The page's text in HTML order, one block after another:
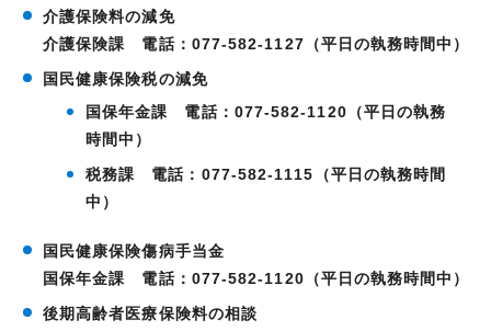
介護保険料の減免
介護保険課 電話：077-582-1127（平日の執務時間中）
国民健康保険税の減免
国保年金課 電話：077-582-1120（平日の執務
時間中）
税務課 電話：077-582-1115（平日の執務時間
中）
国民健康保険傷病手当金
国保年金課 電話：077-582-1120（平日の執務時間中）
後期高齢者医療保険料の相談